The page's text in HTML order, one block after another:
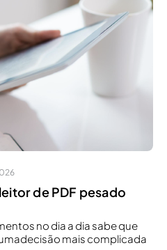
de PDF pesado
no dia a dia sabe que
mais complicada